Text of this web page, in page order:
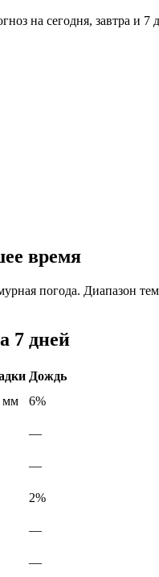
на сегодня, завтра и 7
время
погода. Диапазон
7 дней
Дождь
мм
6%
—
—
2%
—
—